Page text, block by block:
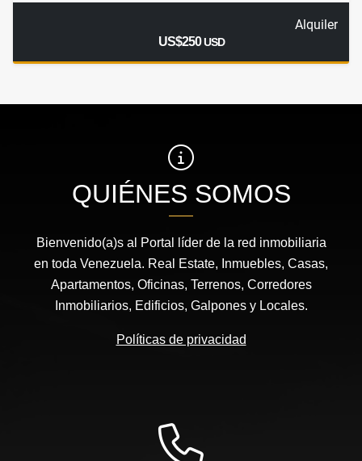
Alquiler
US$250USD
QUIÉNES SOMOS
Bienvenido(a)s al Portal líder de la red inmobiliaria
en toda Venezuela. Real Estate, Inmuebles, Casas,
Apartamentos, Oficinas, Terrenos, Corredores
Inmobiliarios, Edificios, Galpones y Locales.
Políticas de privacidad